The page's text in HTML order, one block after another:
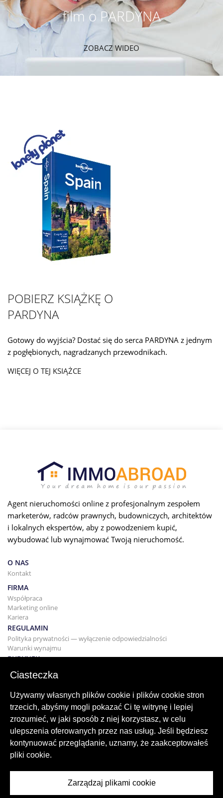
film o PARDYNA
ZOBACZ WIDEO
POBIERZ KSIĄŻKĘ O
PARDYNA
Gotowy do wyjścia? Dostać się do serca PARDYNA z jednym
z pogłębionych, nagradzanych przewodnikach.
WIĘCEJ O TEJ KSIĄŻCE
Agent nieruchomości online z profesjonalnym zespołem
marketerów, radców prawnych, budowniczych, architektów
i lokalnych ekspertów, aby z powodzeniem kupić,
wybudować lub wynajmować Twoją nieruchomość.
O NAS
Kontakt
FIRMA
Współpraca
Marketing online
Kariera
REGULAMIN
Polityka prywatności — wyłączenie odpowiedzialności
Warunki wynajmu
BUDYNEK
Projektowanie
Kupowanie domu
Sprzedaż
Usługa wyszukiwania
BLOG
Blog
Regiony na całym świecie
Ciasteczka
Używamy własnych plików cookie i plików cookie stron
trzecich, abyśmy mogli pokazać Ci tę witrynę i lepiej
zrozumieć, w jaki sposób z niej korzystasz, w celu
ulepszenia oferowanych przez nas usług. Jeśli będziesz
kontynuować przeglądanie, uznamy, że zaakceptowałeś
pliki cookie.
Zarządzaj plikami cookie